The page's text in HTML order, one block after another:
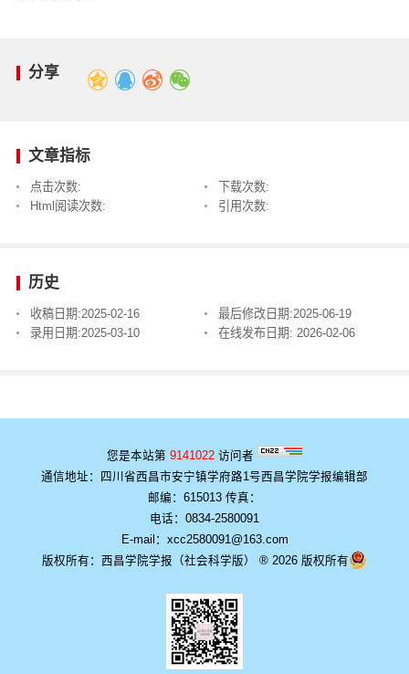
分享
文章指标
点击次数:
下载次数:
Html阅读次数:
引用次数:
历史
收稿日期:2025-02-16 最后修改日期:2025-06-19
录用日期:2025-03-10 在线发布日期: 2026-02-06
您是本站第 9141022访问者
通信地址：四川省西昌市安宁镇学府路1号西昌学院学报编辑部
邮编：615013 传真：
电话：0834-2580091
E-mail：xcc2580091@163.com
版权所有：西昌学院学报（社会科学版） ® 2026 版权所有